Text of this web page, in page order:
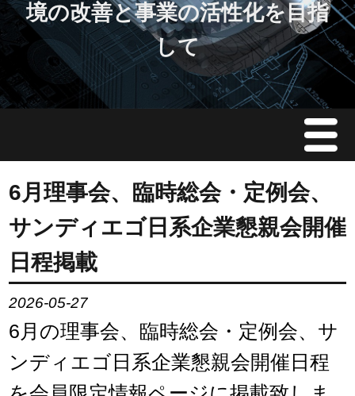
境の改善と事業の活性化を目指
して
Menu
JMAについて
会員情報
イベント案内
ご入会案内
会員限定情報
6月理事会、臨時総会・定例会、
サンディエゴ日系企業懇親会開催
日程掲載
2026-05-27
6月の理事会、臨時総会・定例会、サ
ンディエゴ日系企業懇親会開催日程